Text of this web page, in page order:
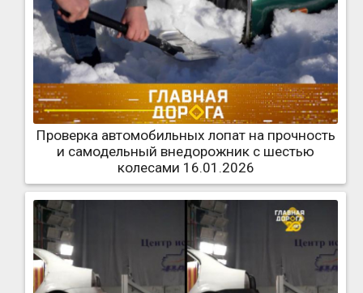
Проверка автомобильных лопат на прочность
и самодельный внедорожник с шестью
колесами 16.01.2026